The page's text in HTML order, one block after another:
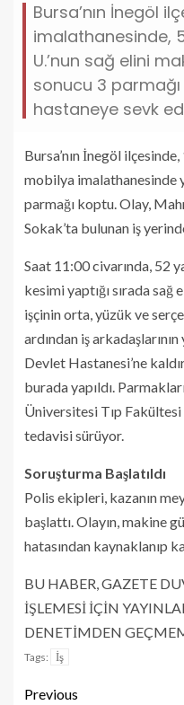
Bursa’nın İnegöl
imalathanesinde,
U.’nun sağ elini
sonucu 3
hastaneye sevk
Bursa’nın İnegöl
mobilya imalathanesinde
parmağı koptu. Olay,
Sokak’ta bulunan iş
Saat 11:00 civarında, 52
kesimi yaptığı sırada sağ
işçinin orta, yüzük ve
ardından iş
Devlet Hastanesi’ne
burada yapıldı.
Üniversitesi Tıp Fakültesi
tedavisi sürüyor.
Soruşturma Başlatıldı
Polis ekipleri, kazanın
başlattı. Olayın, makine
hatasından kaynaklanıp
BU HABER, GAZETE
İŞLEMESİ İÇİN
DENETİMDEN
Tags: İş
Previous